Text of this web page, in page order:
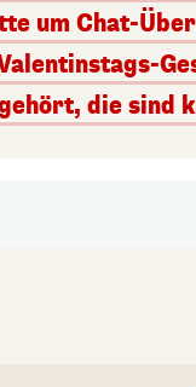
um Chat-
die sind